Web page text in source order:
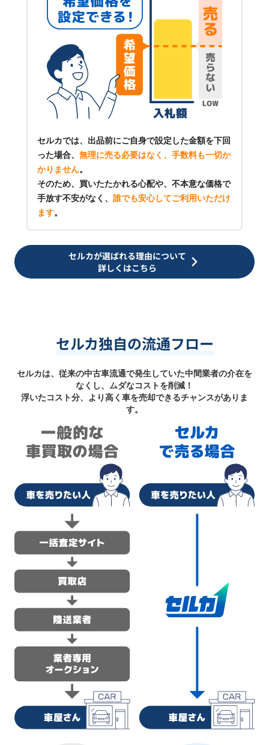
セルカでは、出品前にご自身で設定した金額を下回
った場合、 無理に売る必要はなく、手数料も一切か
かりません。
そのため、買いたたかれる心配や、不本意な価格で
手放す不安がなく、 誰でも安心してご利用いただけ
ます。
セルカが選ばれる理由について
詳しくはこちら
セルカ独自の流通フロー
セルカは、従来の中古車流通で発生していた中間業者の介在を
なくし、ムダなコストを削減！
浮いたコスト分、より高く車を売却できるチャンスがありま
す。